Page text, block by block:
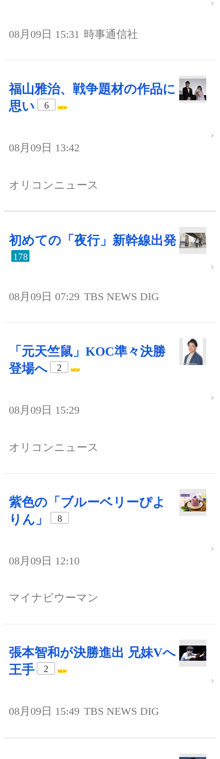
08月09日 15:31 時事通信社
福山雅治、戦争題材の作品に
思い
6
08月09日 13:42
オリコンニュース
初めての「夜行」新幹線出発
178
08月09日 07:29 TBS NEWS DIG
「元天竺鼠」KOC準々決勝
登場へ
2
08月09日 15:29
オリコンニュース
紫色の「ブルーベリーぴよ
りん」
8
08月09日 12:10
マイナビウーマン
張本智和が決勝進出 兄妹Vへ
王手
2
08月09日 15:49 TBS NEWS DIG